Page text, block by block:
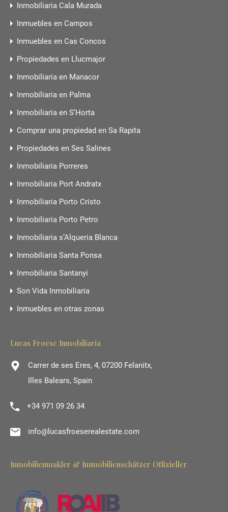
Inmobiliaria Cala Murada
Inmuebles en Campos
Inmuebles en Cas Concos
Propiedades en Llucmajor
Inmobiliaria en Manacor
Inmobiliaria en Palma
Inmobiliaria en S’Horta
Comprar una propiedad en Sa Rapita
Propiedades en Ses Salines
Inmobiliaria Porreres
Inmobiliaria Port Andratx
Inmobiliaria Porto Cristo
Inmobiliaria Porto Petro
Inmobiliaria s’Alqueria Blanca
Inmobiliaria Santa Ponsa
Inmobiliaria Santanyi
Son Vida Inmobiliaria
Inmuebles en otras zonas
Lucas Froese Inmobiliaria
Carrer de ses Eres, 4, 07200 Felanitx,
Illes Balears, Spain
+34 971 09 26 34
info@lucasfroeserealestate.com
Inmobilienmakler & Immobilienschätzer Offizieller